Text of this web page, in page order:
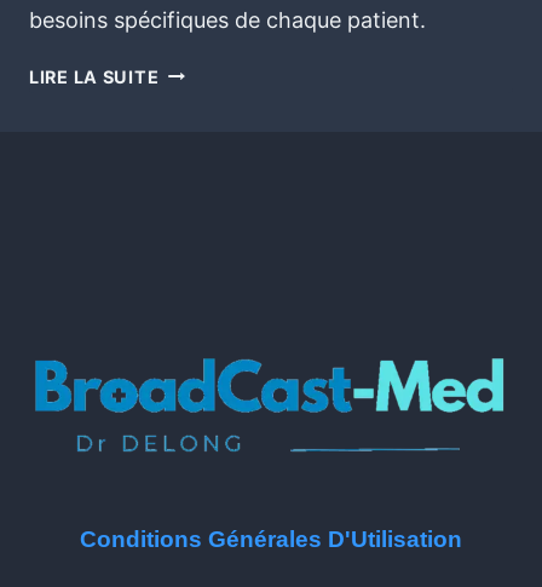
besoins spécifiques de chaque patient.
LIRE LA SUITE
Conditions Générales D'Utilisation